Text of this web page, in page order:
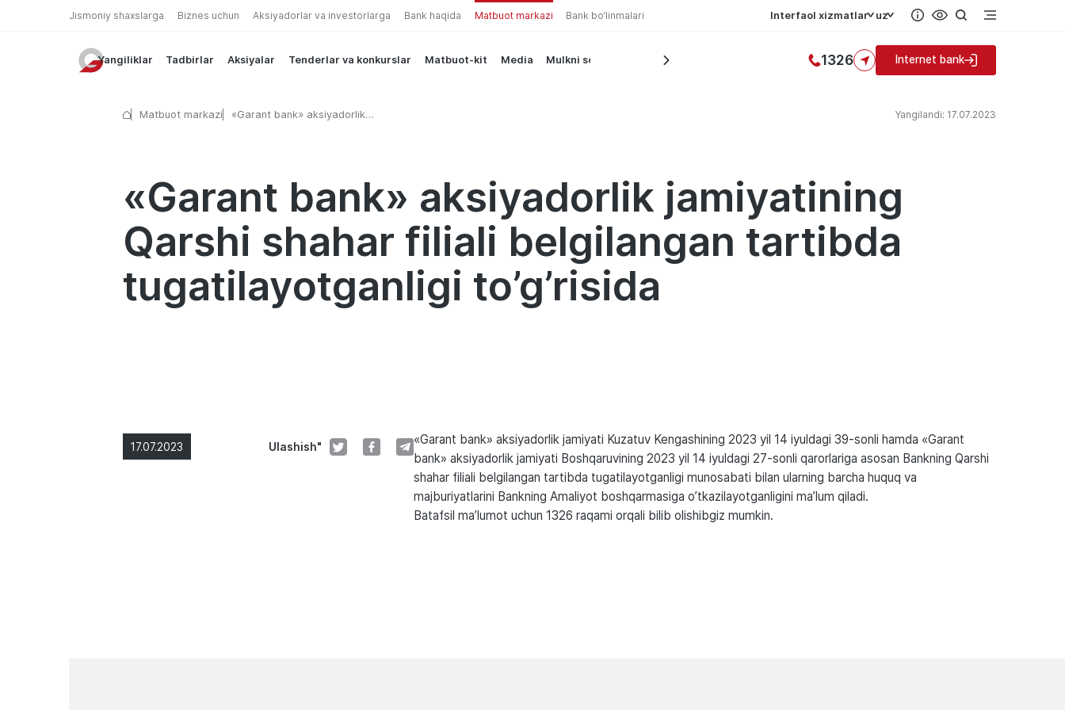
Jismoniy shaxslarga Biznes uchun Aksiyadorlar va investorlarga Bank haqida Matbuot markazi Bank bo‘linmalari Interfaol xizmatlar uz
Yangiliklar Tadbirlar Aksiyalar Tenderlar va konkurslar Matbuot-kit Media Mulkni sotish 1326 Internet bank
Matbuot markazi
«Garant bank» aksiyadorlik
Yangilandi: 17.07.2023
«Garant bank» aksiyadorlik jamiyatining
Qarshi shahar filiali belgilangan tartibda
tugatilayotganligi to’g’risida
17.07.2023 Ulashish"
«Garant bank» aksiyadorlik jamiyati Kuzatuv Kengashining 2023 yil 14 iyuldagi 39-sonli hamda «Garant
bank» aksiyadorlik jamiyati Boshqaruvining 2023 yil 14 iyuldagi 27-sonli qarorlariga asosan Bankning Qarshi
shahar filiali belgilangan tartibda tugatilayotganligi munosabati bilan ularning barcha huquq va
majburiyatlarini Bankning Amaliyot boshqarmasiga o’tkazilayotganligini ma’lum qiladi.
Batafsil ma’lumot uchun 1326 raqami orqali bilib olishibgiz mumkin.